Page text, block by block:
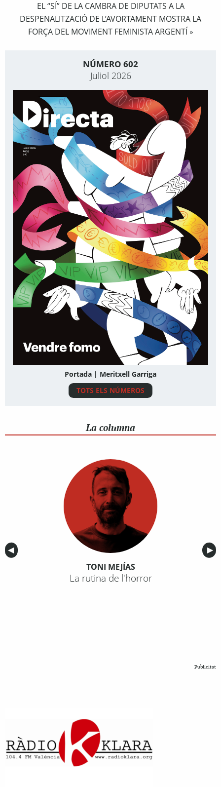
EL “SÍ” DE LA CAMBRA DE DIPUTATS A LA
DESPENALITZACIÓ DE L’AVORTAMENT MOSTRA LA
FORÇA DEL MOVIMENT FEMINISTA ARGENTÍ »
NÚMERO 602
Juliol 2026
Portada | Meritxell Garriga
TOTS ELS NÚMEROS
La columna
Anterior
◀︎ ▶︎
TONI MEJÍAS
La rutina de l'horror
Publicitat